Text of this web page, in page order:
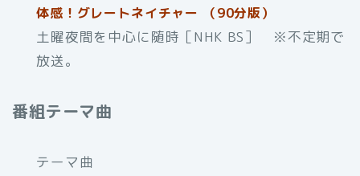
体感！グレートネイチャー （90分版）
土曜夜間を中心に随時［NHK BS］ ※不定期で
放送。
番組テーマ曲
テーマ曲